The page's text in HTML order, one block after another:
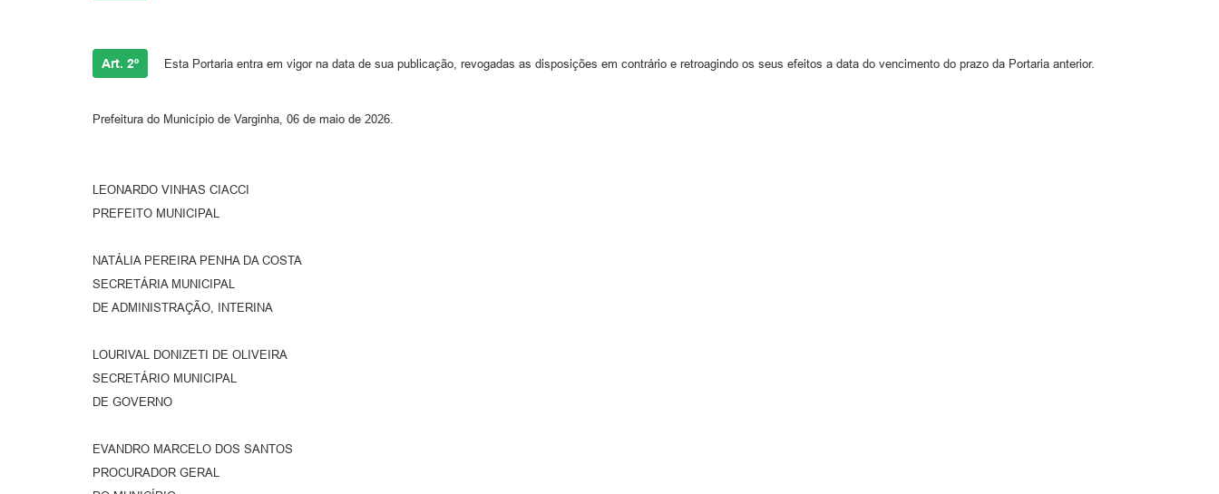
Art. 2º Esta Portaria entra em vigor na data de sua publicação, revogadas as disposições em contrário e retroagindo os seus efeitos a data do vencimento do prazo da Portaria anterior.
Prefeitura do Município de Varginha, 06 de maio de 2026.
LEONARDO VINHAS CIACCI
PREFEITO MUNICIPAL
NATÁLIA PEREIRA PENHA DA COSTA
SECRETÁRIA MUNICIPAL
DE ADMINISTRAÇÃO, INTERINA
LOURIVAL DONIZETI DE OLIVEIRA
SECRETÁRIO MUNICIPAL
DE GOVERNO
EVANDRO MARCELO DOS SANTOS
PROCURADOR GERAL